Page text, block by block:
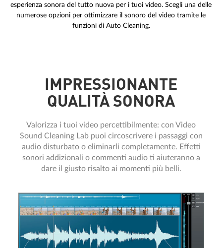
esperienza sonora del tutto nuova per i tuoi video. Scegli una delle
numerose opzioni per ottimizzare il sonoro del video tramite le
funzioni di Auto Cleaning.
IMPRESSIONANTE
QUALITÀ SONORA
Valorizza i tuoi video percettibilmente: con Video
Sound Cleaning Lab puoi circoscrivere i passaggi con
audio disturbato o eliminarli completamente. Effetti
sonori addizionali o commenti audio ti aiuteranno a
dare il giusto risalto ai momenti più belli.